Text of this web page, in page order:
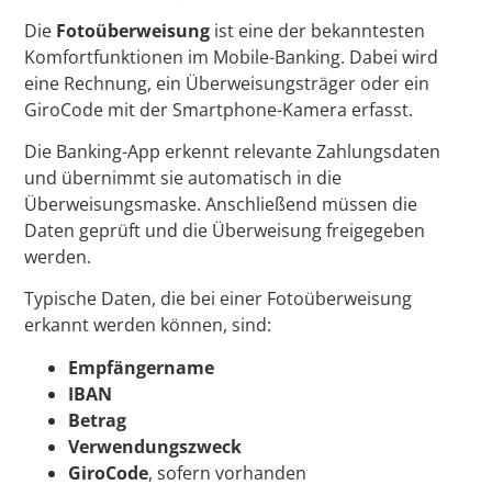
Die Fotoüberweisung ist eine der bekanntesten
Komfortfunktionen im Mobile-Banking. Dabei wird
eine Rechnung, ein Überweisungsträger oder ein
GiroCode mit der Smartphone-Kamera erfasst.
Die Banking-App erkennt relevante Zahlungsdaten
und übernimmt sie automatisch in die
Überweisungsmaske. Anschließend müssen die
Daten geprüft und die Überweisung freigegeben
werden.
Typische Daten, die bei einer Fotoüberweisung
erkannt werden können, sind:
Empfängername
IBAN
Betrag
Verwendungszweck
GiroCode, sofern vorhanden